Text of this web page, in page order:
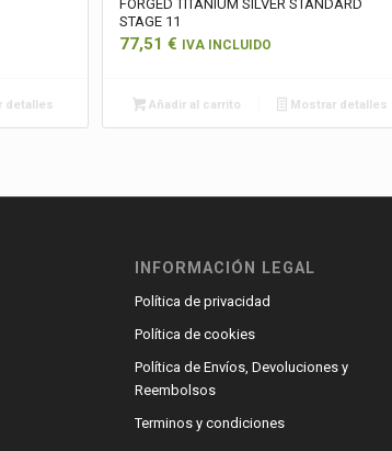
detalles
FORGED TITANIUM SILVER STANDARD
STAGE 11
77,51€ IVA INCLUIDO
Añadir al carrito Mostrar detalles
INFORMACIÓN LEGAL
Política de privacidad
Política de cookies
Política de Envíos, Devoluciones y
Reembolsos
Terminos y condiciones